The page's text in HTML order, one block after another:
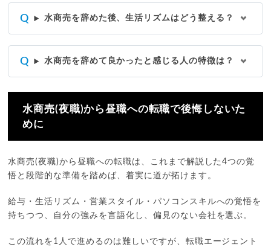
水商売を辞めた後、生活リズムはどう整える？
水商売を辞めて良かったと感じる人の特徴は？
水商売(夜職)から昼職への転職で後悔しないた
めに
水商売(夜職)から昼職への転職は、これまで解説した4つの覚
悟と段階的な準備を踏めば、着実に道が拓けます。
給与・生活リズム・営業スタイル・パソコンスキルへの覚悟を
持ちつつ、自分の強みを言語化し、偏見のない会社を選ぶ。
この流れを1人で進めるのは難しいですが、転職エージェント